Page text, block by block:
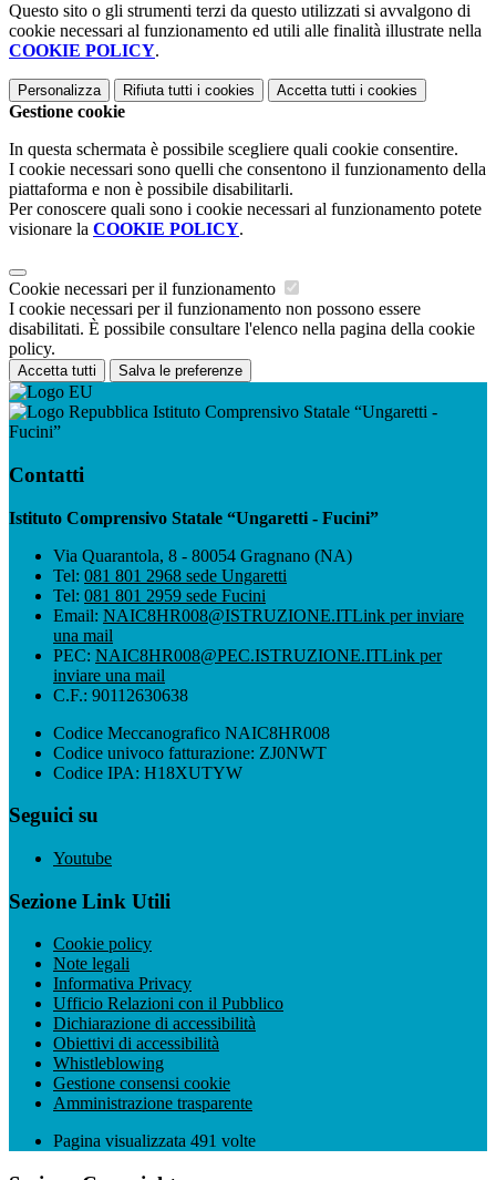
Questo sito o gli strumenti terzi da questo utilizzati si avvalgono di
cookie necessari al funzionamento ed utili alle finalità illustrate nella
COOKIE POLICY.
Personalizza Rifiuta tutti i cookies Accetta tutti i cookies
Gestione cookie
In questa schermata è possibile scegliere quali cookie consentire.
I cookie necessari sono quelli che consentono il funzionamento della
piattaforma e non è possibile disabilitarli.
Per conoscere quali sono i cookie necessari al funzionamento potete
visionare la COOKIE POLICY.
Cookie necessari per il funzionamento
I cookie necessari per il funzionamento non possono essere
disabilitati. È possibile consultare l'elenco nella pagina della cookie
policy.
Accetta tutti Salva le preferenze
Istituto Comprensivo Statale “Ungaretti -
Fucini”
Contatti
Istituto Comprensivo Statale “Ungaretti - Fucini”
Via Quarantola, 8 - 80054 Gragnano (NA)
Tel: 081 801 2968 sede Ungaretti
Tel: 081 801 2959 sede Fucini
Email: NAIC8HR008@ISTRUZIONE.ITLink per inviare
una mail
PEC: NAIC8HR008@PEC.ISTRUZIONE.ITLink per
inviare una mail
C.F.: 90112630638
Codice Meccanografico NAIC8HR008
Codice univoco fatturazione: ZJ0NWT
Codice IPA: H18XUTYW
Seguici su
Youtube
Sezione Link Utili
Cookie policy
Note legali
Informativa Privacy
Ufficio Relazioni con il Pubblico
Dichiarazione di accessibilità
Obiettivi di accessibilità
Whistleblowing
Gestione consensi cookie
Amministrazione trasparente
Pagina visualizzata 491 volte